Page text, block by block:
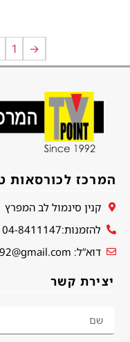
→
1
המרכז לכורסאות
קנין סינמול לב המפרץ
להזמנות:04-8411147
דוא”ל: tvpoint92@gmail.com
יצירת קשר